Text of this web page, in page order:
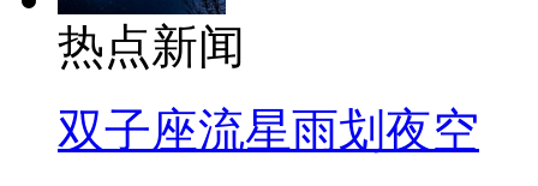
热点新闻
双子座流星雨划夜空